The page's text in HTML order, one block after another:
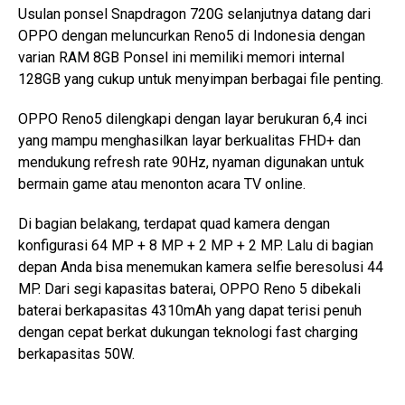
Usulan ponsel Snapdragon 720G selanjutnya datang dari
OPPO dengan meluncurkan Reno5 di Indonesia dengan
varian RAM 8GB Ponsel ini memiliki memori internal
128GB yang cukup untuk menyimpan berbagai file penting.
OPPO Reno5 dilengkapi dengan layar berukuran 6,4 inci
yang mampu menghasilkan layar berkualitas FHD+ dan
mendukung refresh rate 90Hz, nyaman digunakan untuk
bermain game atau menonton acara TV online.
Di bagian belakang, terdapat quad kamera dengan
konfigurasi 64 MP + 8 MP + 2 MP + 2 MP. Lalu di bagian
depan Anda bisa menemukan kamera selfie beresolusi 44
MP. Dari segi kapasitas baterai, OPPO Reno 5 dibekali
baterai berkapasitas 4310mAh yang dapat terisi penuh
dengan cepat berkat dukungan teknologi fast charging
berkapasitas 50W.